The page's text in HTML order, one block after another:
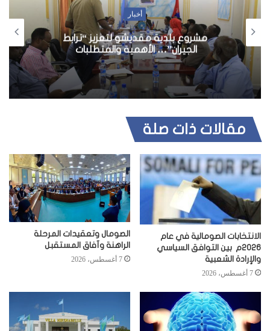
أخبار
مشروع بلدية مقديشو لتعزيز “ترابط
الجيران”… الأهمية والمتطلبات
مقالات ذات صلة
الانتخابات الصومالية في عام
2026م بين التوافق السياسي
والإرادة الشعبية
7 أغسطس، 2026
الصومال وتعقيدات المرحلة
الراهنة وآفاق المستقبل
7 أغسطس، 2026